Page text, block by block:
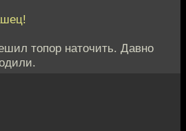
топор наточить. Давно